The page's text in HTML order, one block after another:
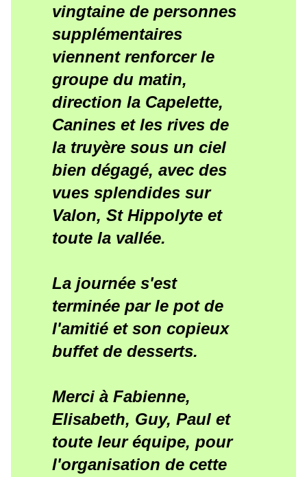
vingtaine de personnes
supplémentaires
viennent renforcer le
groupe du matin,
direction la Capelette,
Canines et les rives de
la truyère sous un ciel
bien dégagé, avec des
vues splendides sur
Valon, St Hippolyte et
toute la vallée.
La journée s'est
terminée par le pot de
l'amitié et son copieux
buffet de desserts.
Merci à Fabienne,
Elisabeth, Guy, Paul et
toute leur équipe, pour
l'organisation de cette